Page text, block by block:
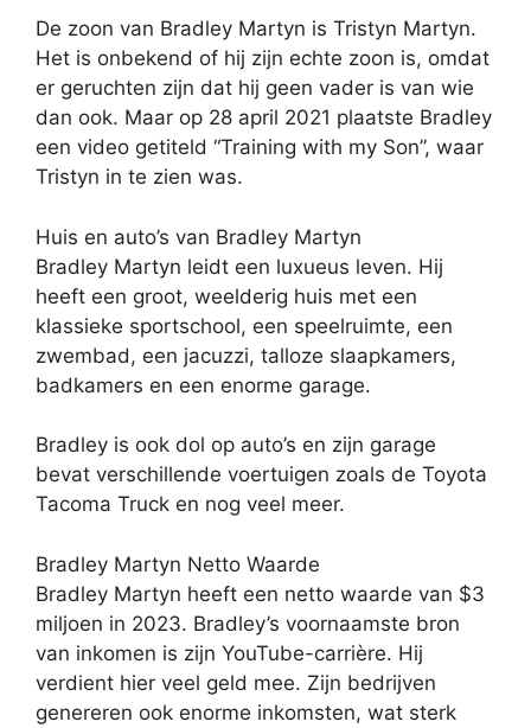
De zoon van Bradley Martyn is Tristyn Martyn.
Het is onbekend of hij zijn echte zoon is, omdat
er geruchten zijn dat hij geen vader is van wie
dan ook. Maar op 28 april 2021 plaatste Bradley
een video getiteld “Training with my Son”, waar
Tristyn in te zien was.
Huis en auto’s van Bradley Martyn
Bradley Martyn leidt een luxueus leven. Hij
heeft een groot, weelderig huis met een
klassieke sportschool, een speelruimte, een
zwembad, een jacuzzi, talloze slaapkamers,
badkamers en een enorme garage.
Bradley is ook dol op auto’s en zijn garage
bevat verschillende voertuigen zoals de Toyota
Tacoma Truck en nog veel meer.
Bradley Martyn Netto Waarde
Bradley Martyn heeft een netto waarde van $3
miljoen in 2023. Bradley’s voornaamste bron
van inkomen is zijn YouTube-carrière. Hij
verdient hier veel geld mee. Zijn bedrijven
genereren ook enorme inkomsten, wat sterk